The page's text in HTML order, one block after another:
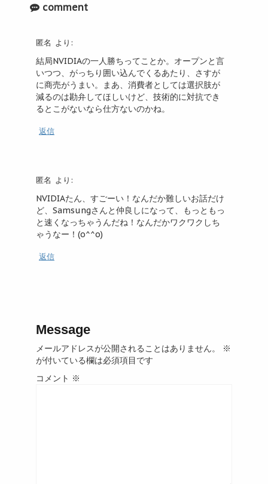
comment
匿名 より:
結局NVIDIAの一人勝ちってことか。オープンと言
いつつ、がっちり囲い込んでくるあたり、さすが
に商売がうまい。まあ、消費者としては選択肢が
減るのは勘弁してほしいけど、技術的に対抗でき
るとこがないなら仕方ないのかね。
返信
匿名 より:
NVIDIAたん、すごーい！なんだか難しいお話だけ
ど、Samsungさんと仲良しになって、もっともっ
と速くなっちゃうんだね！なんだかワクワクしち
ゃうなー！(o^^o)
返信
Message
メールアドレスが公開されることはありません。
※
が付いている欄は必須項目です
コメント ※